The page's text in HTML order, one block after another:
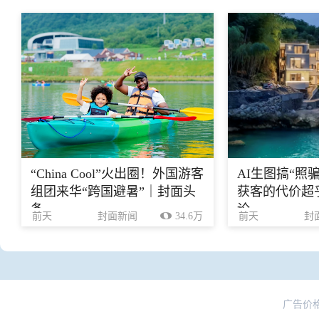
“China Cool”火出圈！外国游客
组团来华“跨国避暑”｜封面头
条
前天 封面新闻 34.6万
AI生图搞“照
获客的代价超
论
前天 封
广告价